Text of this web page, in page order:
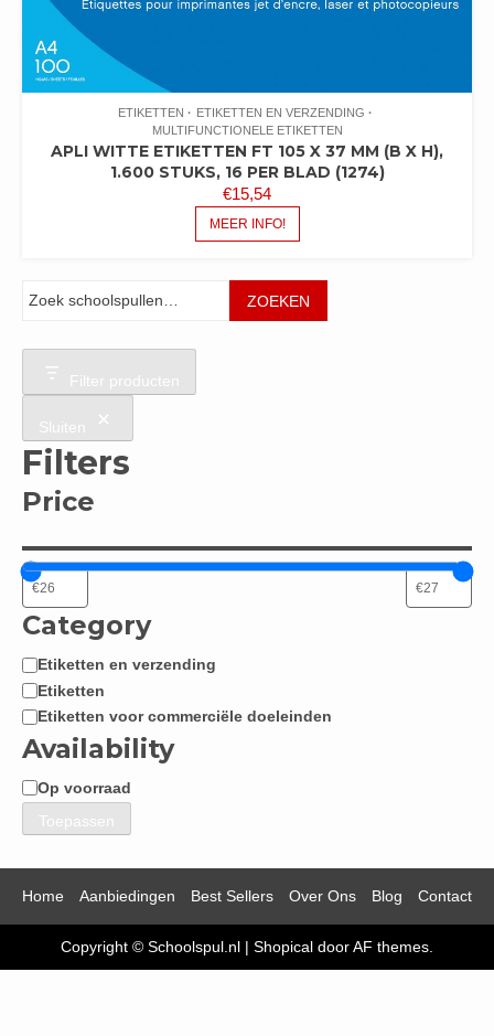
ETIKETTEN
ETIKETTEN EN VERZENDING
MULTIFUNCTIONELE ETIKETTEN
APLI WITTE ETIKETTEN FT 105 X 37 MM (B X H),
1.600 STUKS, 16 PER BLAD (1274)
€15,54
MEER INFO!
Zoeken
ZOEKEN
Filter producten
Sluiten
Filters
Price
Category
Categorie
Etiketten en verzending
Etiketten
Etiketten voor commerciële doeleinden
Availability
Beschikbaarheid
Op voorraad
Toepassen
Home Aanbiedingen Best Sellers Over Ons Blog Contact
Copyright © Schoolspul.nl | Shopical door AF themes.